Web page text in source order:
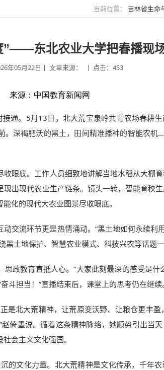
当前位置： 吉林省生命
”——东北农业大学把春播现
年05月22日丨 文章来源： 丨 点击：453
来源：中国教育新闻网
通。5月13日，北大荒宝泉岭共青农场春耕
。深褐肥沃的黑土，田间精准播种的智能农
眼底。工作人员细致地讲解当地水稻从大棚
出现代农业生产链条。镜头一转，智能育秧
化的现代大农业图景尽收眼底。
流环节更是热情涌动。“黑土地如何永续利
土地保护、智慧农业模式、科技兴农等话题一
教育直抵人心。“大家此刻最深的感受是什
斗担当！”直播结束后，课堂上的思考仍在继续
北大荒精神，让荒原变沃野、让粮仓更丰盈
倚墨说。循着这条精神脉络，她顺势引出当
会主义文化强国。
文化力量。北大荒精神是文化传承，千年农